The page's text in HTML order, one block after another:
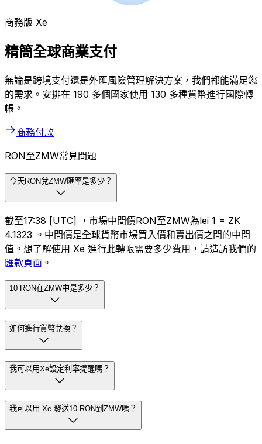
商務版 Xe
精簡全球商業支付
無論是跨境支付還是外匯風險管理解決方案，我們都能滿足您
的需求。安排在 190 多個國家使用 130 多種貨幣進行國際轉
帳。
商務付款
RON至ZMW常見問題
今天RON兌ZMW匯率是多少？
截至17:38 [UTC] ，市場中間價RON至ZMW為lei 1 = ZK
4.1323 。中間價是全球貨幣市場買入價和賣出價之間的中間
值。想了解使用 Xe 進行此轉帳需要多少費用，請造訪我們的
匯款頁面 。
10 RON在ZMW中是多少？
如何進行貨幣兌換？
我可以用Xe設定利率提醒嗎？
我可以用 Xe 發送10 RON到ZMW嗎？